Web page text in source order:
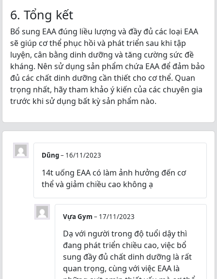
6. Tổng kết
Bổ sung EAA đúng liều lượng và đầy đủ các loại EAA
sẽ giúp cơ thể phục hồi và phát triển sau khi tập
luyện, cân bằng dinh dưỡng và tăng cường sức đề
kháng. Nên sử dụng sản phẩm chứa EAA để đảm bảo
đủ các chất dinh dưỡng cần thiết cho cơ thể. Quan
trọng nhất, hãy tham khảo ý kiến của các chuyên gia
trước khi sử dụng bất kỳ sản phẩm nào.
Dũng– 16/11/2023
14t uống EAA có làm ảnh hưởng đến cơ
thể và giảm chiều cao không ạ
Vựa Gym – 17/11/2023
Dạ với người trong độ tuổi dậy thì
đang phát triển chiều cao, việc bổ
sung đầy đủ chất dinh dưỡng là rất
quan trọng, cùng với việc EAA là